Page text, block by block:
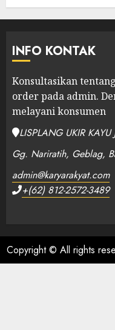
INFO KONTAK
Konsultasikan
order pada admin.
melayani konsumen
LISPLANG UKIR KAYU
Gg. Nariratih, Geblag,
admin@karyarakyat.com
+(62) 812-2572-3489
Copyright © All rights